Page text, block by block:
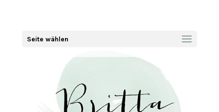
Seite wählen